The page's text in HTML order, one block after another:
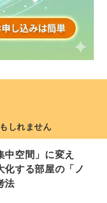
しれません
中空間」に変え
化する部屋の「ノ
法